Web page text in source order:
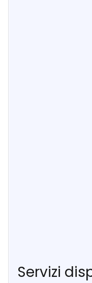
Servizi